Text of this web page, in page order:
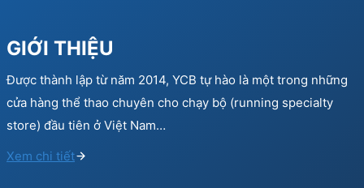
GIỚI THIỆU
Được thành lập từ năm 2014, YCB tự hào là một trong những
cửa hàng thể thao chuyên cho chạy bộ (running specialty
store) đầu tiên ở Việt Nam…
Xem chi tiết